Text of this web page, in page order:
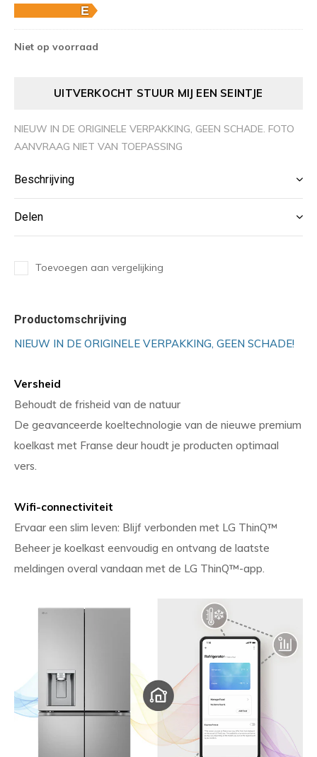
Niet op voorraad
UITVERKOCHT STUUR MIJ EEN SEINTJE
NIEUW IN DE ORIGINELE VERPAKKING, GEEN SCHADE. FOTO
AANVRAAG NIET VAN TOEPASSING
Beschrijving
Delen
Toevoegen aan vergelijking
Productomschrijving
NIEUW IN DE ORIGINELE VERPAKKING, GEEN SCHADE!
Versheid
Behoudt de frisheid van de natuur
De geavanceerde koeltechnologie van de nieuwe premium
koelkast met Franse deur houdt je producten optimaal
vers.
Wifi-connectiviteit
Ervaar een slim leven: Blijf verbonden met LG ThinQ™
Beheer je koelkast eenvoudig en ontvang de laatste
meldingen overal vandaan met de LG ThinQ™-app.